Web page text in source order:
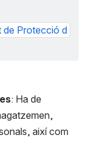
de Protecció d
: Ha de
així com